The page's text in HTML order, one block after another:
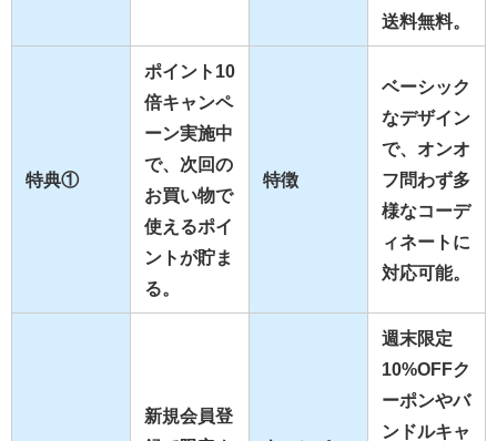
送料無料。
特典①
ポイント10
倍キャンペ
ーン実施中
で、次回の
お買い物で
使えるポイ
ントが貯ま
る。
特徴
ベーシック
なデザイン
で、オンオ
フ問わず多
様なコーデ
ィネートに
対応可能。
新規会員登
週末限定
10%OFFク
ーポンやバ
ンドルキャ